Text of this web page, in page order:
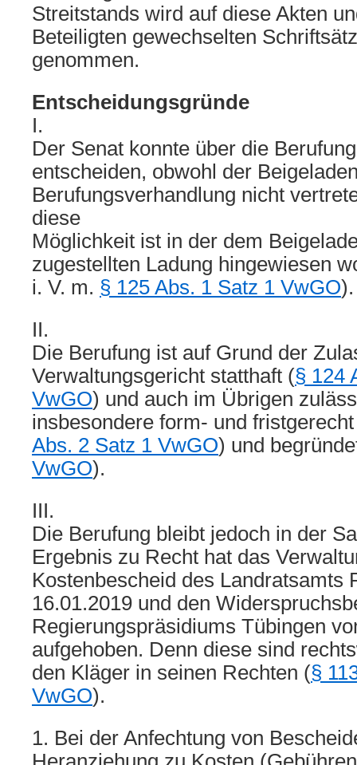
Streitstands wird auf diese Akten
Beteiligten gewechselten
genommen.
Entscheidungsgründe
I.
Der Senat konnte über die
entscheiden, obwohl der
Berufungsverhandlung nicht
diese
Möglichkeit ist in der dem
zugestellten Ladung hingewiesen
i. V. m. § 125 Abs. 1 Satz 1 VwGO).
II.
Die Berufung ist auf Grund der
Verwaltungsgericht statthaft (§ 124
VwGO) und auch im Übrigen
insbesondere form- und
Abs. 2 Satz 1 VwGO) und
VwGO).
III.
Die Berufung bleibt jedoch in der
Ergebnis zu Recht hat das
Kostenbescheid des Landratsamts
16.01.2019 und den
Regierungspräsidiums Tübingen
aufgehoben. Denn diese sind
den Kläger in seinen Rechten (§
VwGO).
1. Bei der Anfechtung von